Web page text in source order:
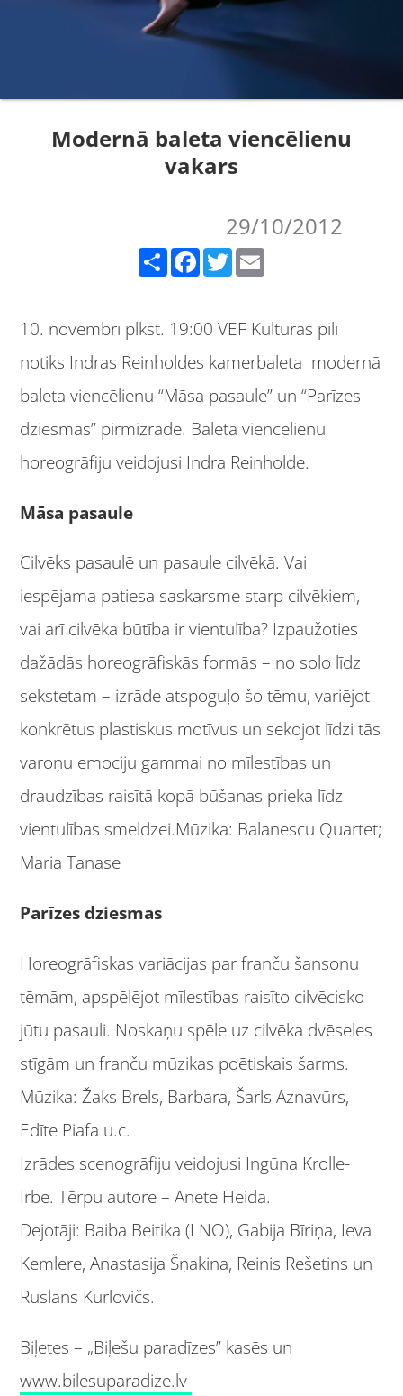
Modernā baleta viencēlienu
vakars
29/10/2012
Facebook Twitter
10. novembrī plkst. 19:00 VEF Kultūras pilī
notiks Indras Reinholdes kamerbaleta modernā
baleta viencēlienu “Māsa pasaule” un “Parīzes
dziesmas” pirmizrāde. Baleta viencēlienu
horeogrāfiju veidojusi Indra Reinholde.
Māsa pasaule
Cilvēks pasaulē un pasaule cilvēkā. Vai
iespējama patiesa saskarsme starp cilvēkiem,
vai arī cilvēka būtība ir vientulība? Izpaužoties
dažādās horeogrāfiskās formās – no solo līdz
sekstetam – izrāde atspoguļo šo tēmu, variējot
konkrētus plastiskus motīvus un sekojot līdzi tās
varoņu emociju gammai no mīlestības un
draudzības raisītā kopā būšanas prieka līdz
vientulības smeldzei.Mūzika: Balanescu Quartet;
Maria Tanase
Parīzes dziesmas
Horeogrāfiskas variācijas par franču šansonu
tēmām, apspēlējot mīlestības raisīto cilvēcisko
jūtu pasauli. Noskaņu spēle uz cilvēka dvēseles
stīgām un franču mūzikas poētiskais šarms.
Mūzika: Žaks Brels, Barbara, Šarls Aznavūrs,
Edīte Piafa u.c.
Izrādes scenogrāfiju veidojusi Ingūna Krolle-
Irbe. Tērpu autore – Anete Heida.
Dejotāji: Baiba Beitika (LNO), Gabija Bīriņa, Ieva
Kemlere, Anastasija Šņakina, Reinis Rešetins un
Ruslans Kurlovičs.
Biļetes – „Biļešu paradīzes” kasēs un
www.bilesuparadize.lv